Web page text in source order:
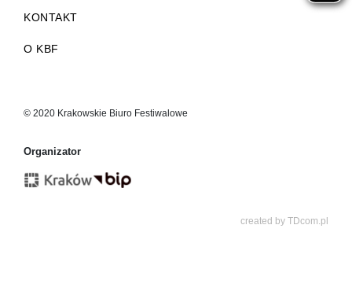
KONTAKT
O KBF
© 2020 Krakowskie Biuro Festiwalowe
Organizator
created by TDcom.pl